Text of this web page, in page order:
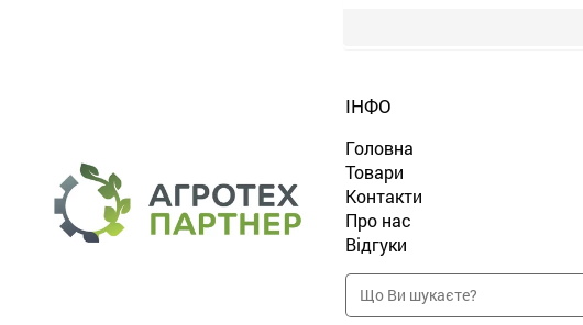
ІНФО
Головна
Товари
Контакти
Про нас
Відгуки